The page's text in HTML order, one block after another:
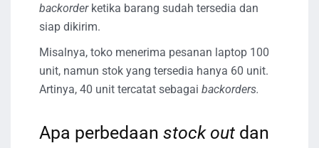
backorderketika barang sudah tersedia dan
siap dikirim.
Misalnya, toko menerima pesanan laptop 100
unit, namun stok yang tersedia hanya 60 unit.
Artinya, 40 unit tercatat sebagai backorders.
Apa perbedaan stock out dan